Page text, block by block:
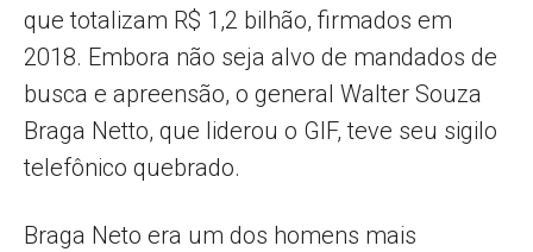
que totalizam R$ 1,2 bilhão, firmados em
2018. Embora não seja alvo de mandados de
busca e apreensão, o general Walter Souza
Braga Netto, que liderou o GIF, teve seu sigilo
telefônico quebrado.
Braga Neto era um dos homens mais